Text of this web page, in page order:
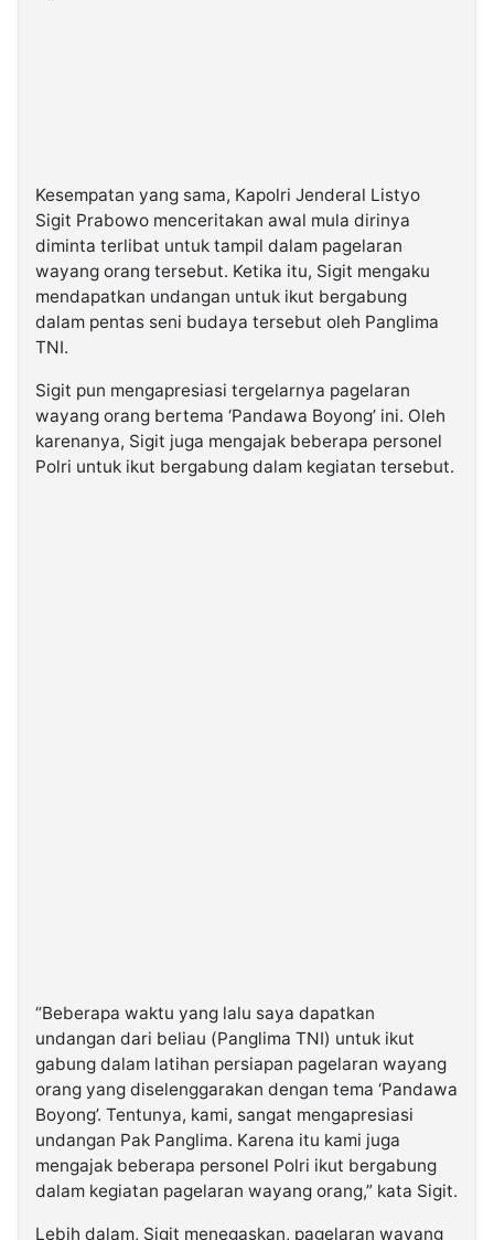
Kesempatan yang sama, Kapolri Jenderal Listyo
Sigit Prabowo menceritakan awal mula dirinya
diminta terlibat untuk tampil dalam pagelaran
wayang orang tersebut. Ketika itu, Sigit mengaku
mendapatkan undangan untuk ikut bergabung
dalam pentas seni budaya tersebut oleh Panglima
TNI.
Sigit pun mengapresiasi tergelarnya pagelaran
wayang orang bertema ‘Pandawa Boyong’ ini. Oleh
karenanya, Sigit juga mengajak beberapa personel
Polri untuk ikut bergabung dalam kegiatan tersebut.
“Beberapa waktu yang lalu saya dapatkan
undangan dari beliau (Panglima TNI) untuk ikut
gabung dalam latihan persiapan pagelaran wayang
orang yang diselenggarakan dengan tema ‘Pandawa
Boyong’. Tentunya, kami, sangat mengapresiasi
undangan Pak Panglima. Karena itu kami juga
mengajak beberapa personel Polri ikut bergabung
dalam kegiatan pagelaran wayang orang,” kata Sigit.
Lebih dalam, Sigit menegaskan, pagelaran wayang